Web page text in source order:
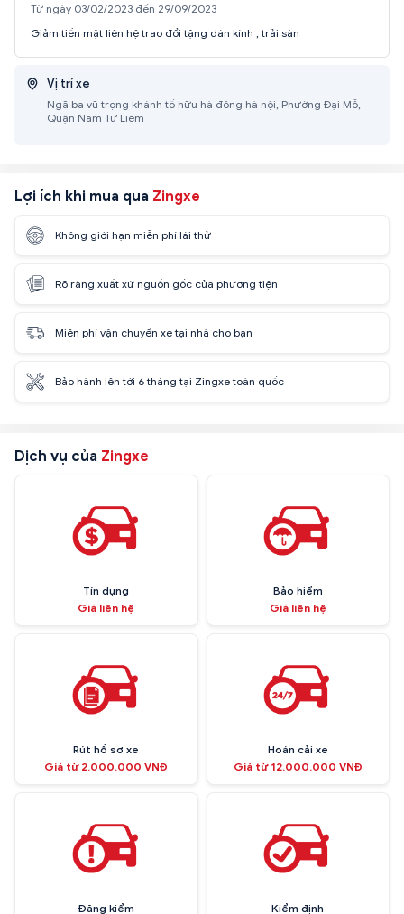
Từ ngày 03/02/2023 đến 29/09/2023
Giảm tiền mặt liên hệ trao đổi tặng dán kính , trải sàn
Vị trí xe
Ngã ba vũ trọng khánh tố hữu hà đông hà nội, Phường Đại Mỗ,
Quận Nam Từ Liêm
Lợi ích khi mua qua Zingxe
Không giới hạn miễn phí lái thử
Rõ ràng xuất xứ nguồn gốc của phương tiện
Miễn phí vận chuyển xe tại nhà cho bạn
Bảo hành lên tới 6 tháng tại Zingxe toàn quốc
Dịch vụ của Zingxe
Tín dụng
Giá liên hệ
Bảo hiểm
Giá liên hệ
Rút hồ sơ xe
Giá từ 2.000.000 VNĐ
Hoán cải xe
Giá từ 12.000.000 VNĐ
Đăng kiểm Kiểm định